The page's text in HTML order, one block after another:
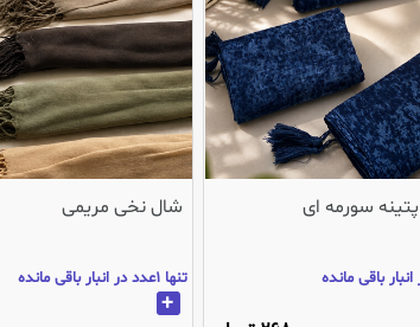
سورمه ای شال نخی مریمی
تنها 1عدد در انبار باقی مانده
+